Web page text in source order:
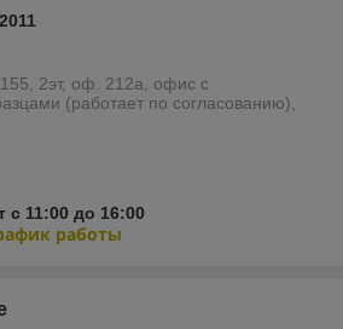
2эт, оф. 212а, офис с
(работает по согласованию),
с 11:00 до 16:00
работы